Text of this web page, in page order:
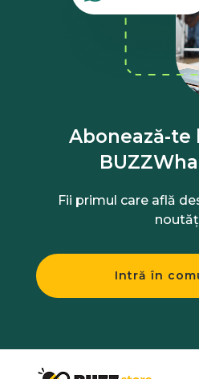
Abonează-te
Fii primul care află
Intră în